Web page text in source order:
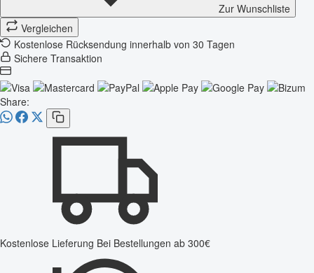
Zur Wunschliste
Vergleichen
Kostenlose Rücksendung innerhalb von 30 Tagen
Sichere Transaktion
Share:
Kostenlose Lieferung Bei Bestellungen ab 300€